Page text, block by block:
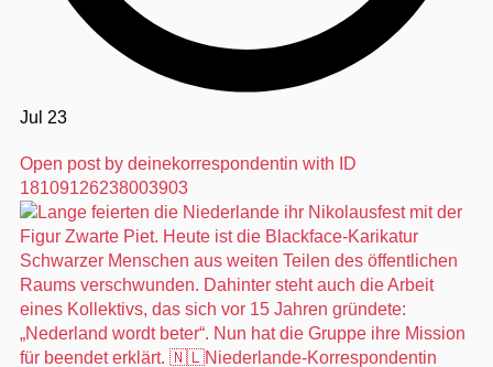
Jul 23
Open post by deinekorrespondentin with ID
18109126238003903